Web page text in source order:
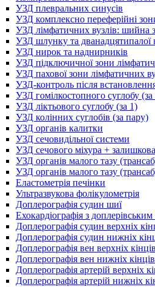
УЗД плевральних синусів
УЗД комплексно переферійні
УЗД лімфатичних вузлів: шийна
УЗД шлунку та
УЗД нирок та наднирників
УЗД підключичної зони
УЗД пахової зони лімфатичних
УЗД-контроль після
УЗД гомілкостопного суглобу (за
УЗД ліктьового суглобу (за 1)
УЗД колінних суглобів (за пару)
УЗД органів калитки
УЗД сечовидільної системи
УЗД сечового міхура +
УЗД органів малого тазу
УЗД органів малого тазу
Еластометрія печінки
Ультразвукова фолікулометрія
Доплерографія судин шиї
Ехокардіографія з доплерівським
Доплерографія судин верхніх
Доплерографія судин нижніх
Доплерографія вен верхніх
Доплерографія вен нижніх
Доплерографія артерій верхніх
Доплерографія артерій нижніх